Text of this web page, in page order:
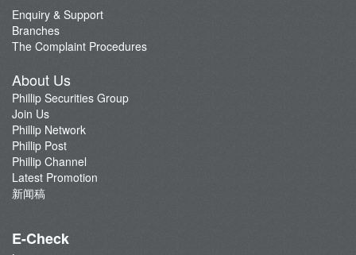
Enquiry & Support
Branches
The Complaint Procedures
About Us
Phillip Securities Group
Join Us
Phillip Network
Phillip Post
Phillip Channel
Latest Promotion
新闻稿
E-Check